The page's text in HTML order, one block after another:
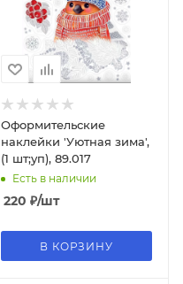
Оформительские
наклейки 'Уютная зима',
(1 шт;уп), 89.017
Есть в наличии
220 ₽/шт
В КОРЗИНУ